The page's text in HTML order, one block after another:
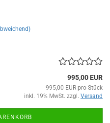
995,00 EUR
995,00 EUR pro Stück
inkl. 19% MwSt. zzgl. Versand